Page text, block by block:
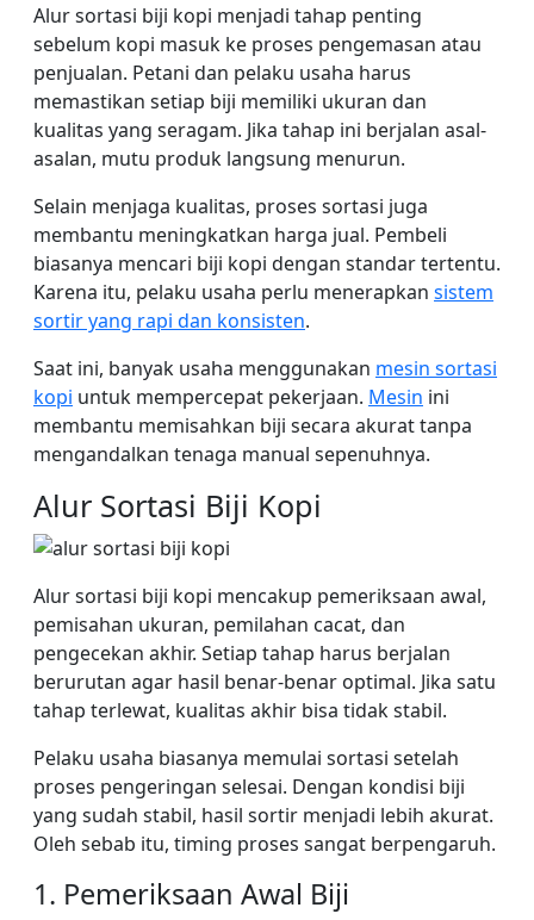
Alur sortasi biji kopi menjadi tahap penting
sebelum kopi masuk ke proses pengemasan atau
penjualan. Petani dan pelaku usaha harus
memastikan setiap biji memiliki ukuran dan
kualitas yang seragam. Jika tahap ini berjalan asal-
asalan, mutu produk langsung menurun.
Selain menjaga kualitas, proses sortasi juga
membantu meningkatkan harga jual. Pembeli
biasanya mencari biji kopi dengan standar tertentu.
Karena itu, pelaku usaha perlu menerapkan sistem
sortir yang rapi dan konsisten.
Saat ini, banyak usaha menggunakan mesin sortasi
kopi untuk mempercepat pekerjaan. Mesin ini
membantu memisahkan biji secara akurat tanpa
mengandalkan tenaga manual sepenuhnya.
Alur Sortasi Biji Kopi
Alur sortasi biji kopi mencakup pemeriksaan awal,
pemisahan ukuran, pemilahan cacat, dan
pengecekan akhir. Setiap tahap harus berjalan
berurutan agar hasil benar-benar optimal. Jika satu
tahap terlewat, kualitas akhir bisa tidak stabil.
Pelaku usaha biasanya memulai sortasi setelah
proses pengeringan selesai. Dengan kondisi biji
yang sudah stabil, hasil sortir menjadi lebih akurat.
Oleh sebab itu, timing proses sangat berpengaruh.
1. Pemeriksaan Awal Biji